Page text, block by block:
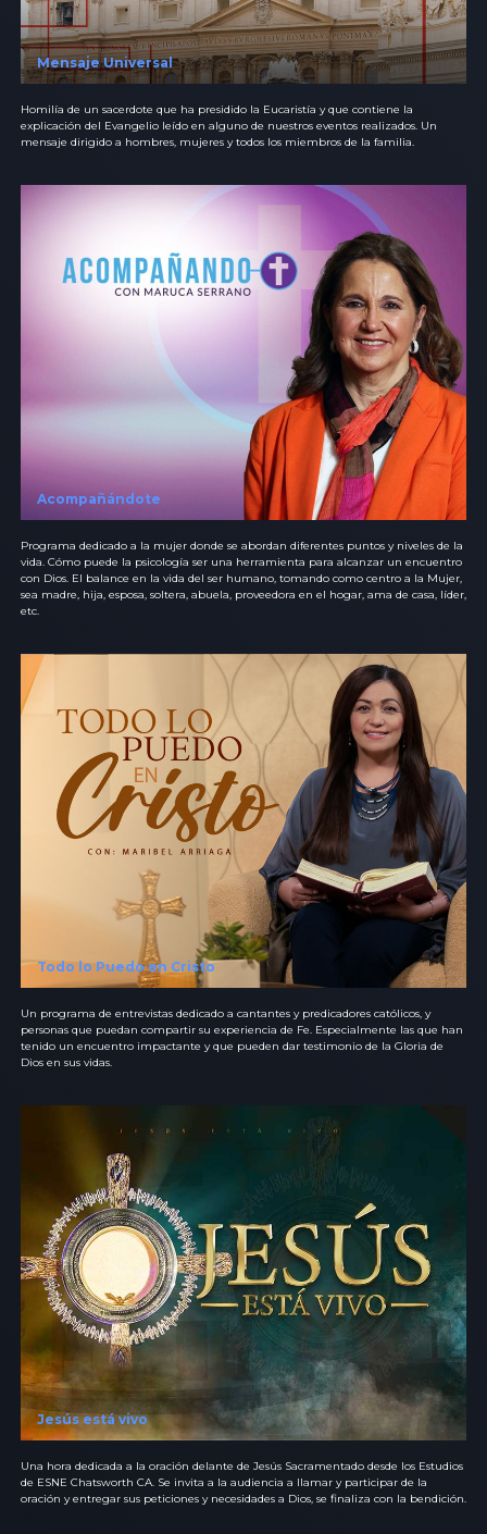
Mensaje Universal
Homilía de un sacerdote que ha presidido la Eucaristía y que contiene la
explicación del Evangelio leído en alguno de nuestros eventos realizados. Un
mensaje dirigido a hombres, mujeres y todos los miembros de la familia.
Acompañándote
Programa dedicado a la mujer donde se abordan diferentes puntos y niveles de la
vida. Cómo puede la psicología ser una herramienta para alcanzar un encuentro
con Dios. El balance en la vida del ser humano, tomando como centro a la Mujer,
sea madre, hija, esposa, soltera, abuela, proveedora en el hogar, ama de casa, líder,
etc.
Todo lo Puedo en Cristo
Un programa de entrevistas dedicado a cantantes y predicadores católicos, y
personas que puedan compartir su experiencia de Fe. Especialmente las que han
tenido un encuentro impactante y que pueden dar testimonio de la Gloria de
Dios en sus vidas.
Jesús está vivo
Una hora dedicada a la oración delante de Jesús Sacramentado desde los Estudios
de ESNE Chatsworth CA. Se invita a la audiencia a llamar y participar de la
oración y entregar sus peticiones y necesidades a Dios, se finaliza con la bendición.